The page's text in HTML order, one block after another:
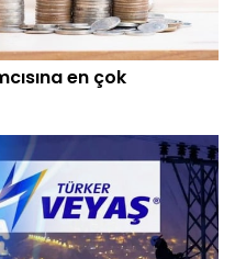
en çok